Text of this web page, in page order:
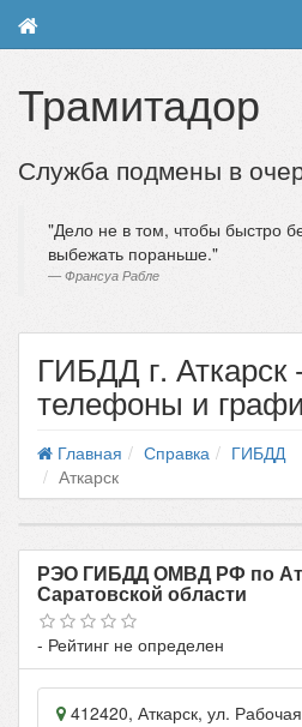
Трамитадор
Служба подмены в
Дело не в том, чтобы быстро
выбежать пораньше.
Франсуа Рабле
ГИБДД г. Аткарск
телефоны и
Главная Справка
ГИБДД
Аткарск
РЭО ГИБДД ОМВД РФ по
Саратовской области
- Рейтинг не определен
412420, Аткарск, ул.